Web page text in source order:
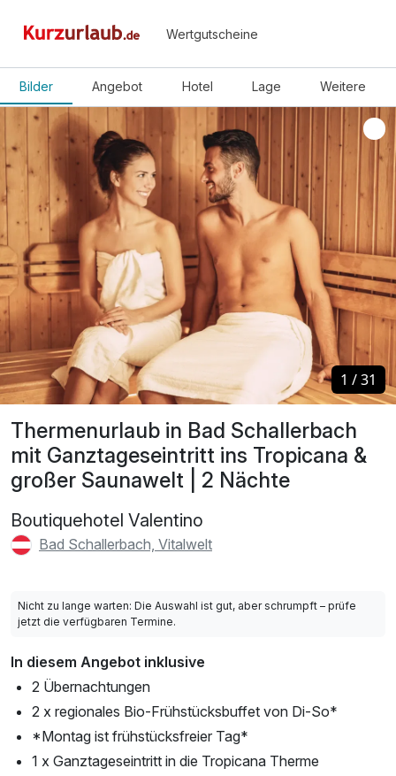
Wertgutscheine
Bilder Angebot Hotel Lage Weitere
Thermenurlaub in Bad Schallerbach
mit Ganztageseintritt ins Tropicana &
großer Saunawelt | 2 Nächte
Boutiquehotel Valentino
Bad Schallerbach, Vitalwelt
1 /31
1 /31
Nicht zu lange warten: Die Auswahl ist gut, aber schrumpft – prüfe
jetzt die verfügbaren Termine.
In diesem Angebot inklusive
2 Übernachtungen
2 x regionales Bio-Frühstücksbuffet von Di-So*
*Montag ist frühstücksfreier Tag*
1 x Ganztageseintritt in die Tropicana Therme